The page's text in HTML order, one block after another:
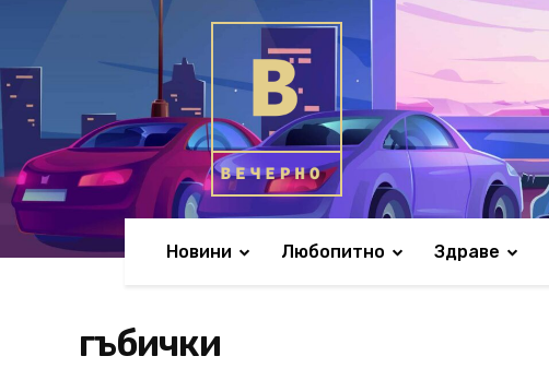
Новини Любопитно Здраве
гъбички